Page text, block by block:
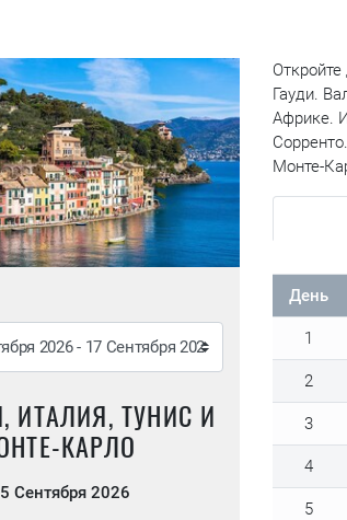
ИТАЛИЯ, ТУНИС И
КАРЛО
5 Сентября 2026
Гауди.
Африке.
Монте-
День
1
2
3
4
5